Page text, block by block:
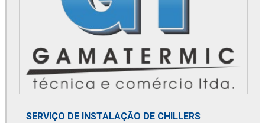
Distribuidor de membrana de nitrogênio
Distribuidor norgren
Distribuidor parker
Distribuidor spirax sarco
SERVIÇO DE INSTALAÇÃO DE CHILLERS